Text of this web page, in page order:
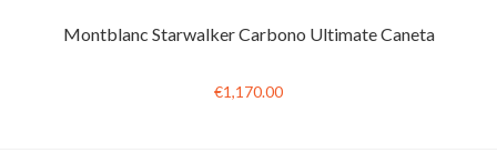
Montblanc Starwalker Carbono Ultimate Caneta
€1,170.00